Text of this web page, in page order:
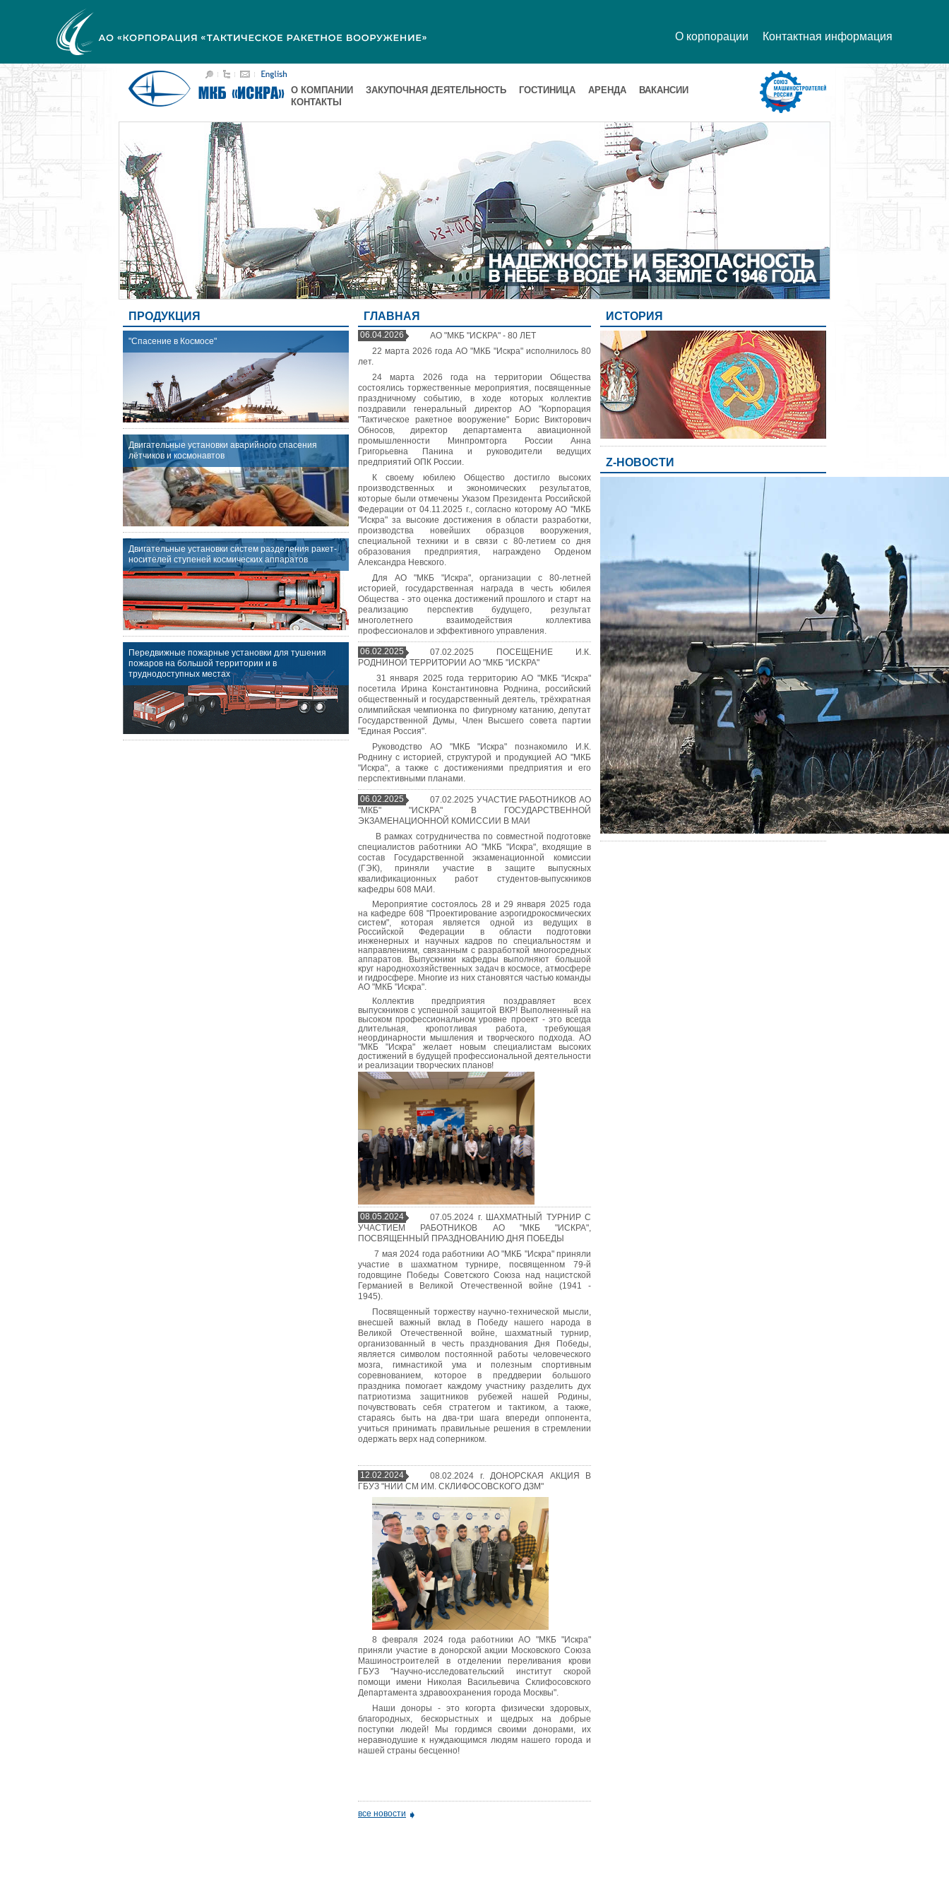
О корпорации Контактная информация
О КОМПАНИИ ЗАКУПОЧНАЯ ДЕЯТЕЛЬНОСТЬ ГОСТИНИЦА АРЕНДА
ВАКАНСИИ
КОНТАКТЫ
ПРОДУКЦИЯ
"Спасение в Космосе"
Двигательные установки аварийного спасения
лётчиков и космонавтов
Двигательные установки систем разделения ракет-
носителей ступеней космических аппаратов
Передвижные пожарные установки для тушения
пожаров на большой территории и в
труднодоступных местах
ГЛАВНАЯ
06.04.2026
АО "МКБ "ИСКРА" - 80 ЛЕТ
22 марта 2026 года АО "МКБ "Искра" исполнилось 80
лет.
24 марта 2026 года на территории Общества
состоялись торжественные мероприятия, посвященные
праздничному событию, в ходе которых коллектив
поздравили генеральный директор АО "Корпорация
"Тактическое ракетное вооружение" Борис Викторович
Обносов, директор департамента авиационной
промышленности Минпромторга России Анна
Григорьевна Панина и руководители ведущих
предприятий ОПК России.
К своему юбилею Общество достигло высоких
производственных и экономических результатов,
которые были отмечены Указом Президента Российской
Федерации от 04.11.2025 г., согласно которому АО "МКБ
"Искра" за высокие достижения в области разработки,
производства новейших образцов вооружения,
специальной техники и в связи с 80-летием со дня
образования предприятия, награждено Орденом
Александра Невского.
Для АО "МКБ "Искра", организации с 80-летней
историей, государственная награда в честь юбилея
Общества - это оценка достижений прошлого и старт на
реализацию перспектив будущего, результат
многолетнего взаимодействия коллектива
профессионалов и эффективного управления.
06.02.2025
07.02.2025 ПОСЕЩЕНИЕ И.К.
РОДНИНОЙ ТЕРРИТОРИИ АО "МКБ "ИСКРА"
31 января 2025 года территорию АО "МКБ "Искра"
посетила Ирина Константиновна Роднина, российский
общественный и государственный деятель, трёхкратная
олимпийская чемпионка по фигурному катанию, депутат
Государственной Думы, Член Высшего совета партии
"Единая Россия".
Руководство АО "МКБ "Искра" познакомило И.К.
Роднину с историей, структурой и продукцией АО "МКБ
"Искра", а также с достижениями предприятия и его
перспективными планами.
06.02.2025
07.02.2025 УЧАСТИЕ РАБОТНИКОВ АО
"МКБ" "ИСКРА" В ГОСУДАРСТВЕННОЙ
ЭКЗАМЕНАЦИОННОЙ КОМИССИИ В МАИ
В рамках сотрудничества по совместной подготовке
специалистов работники АО "МКБ "Искра", входящие в
состав Государственной экзаменационной комиссии
(ГЭК), приняли участие в защите выпускных
квалификационных работ студентов-выпускников
кафедры 608 МАИ.
Мероприятие состоялось 28 и 29 января 2025 года
на кафедре 608 "Проектирование аэрогидрокосмических
систем", которая является одной из ведущих в
Российской Федерации в области подготовки
инженерных и научных кадров по специальностям и
направлениям, связанным с разработкой многосредных
аппаратов. Выпускники кафедры выполняют большой
круг народнохозяйственных задач в космосе, атмосфере
и гидросфере. Многие из них становятся частью команды
АО "МКБ "Искра".
Коллектив предприятия поздравляет всех
выпускников с успешной защитой ВКР! Выполненный на
высоком профессиональном уровне проект - это всегда
длительная, кропотливая работа, требующая
неординарности мышления и творческого подхода. АО
"МКБ "Искра" желает новым специалистам высоких
достижений в будущей профессиональной деятельности
и реализации творческих планов!
08.05.2024
07.05.2024 г. ШАХМАТНЫЙ ТУРНИР С
УЧАСТИЕМ РАБОТНИКОВ АО "МКБ "ИСКРА",
ПОСВЯЩЕННЫЙ ПРАЗДНОВАНИЮ ДНЯ ПОБЕДЫ
7 мая 2024 года работники АО "МКБ "Искра" приняли
участие в шахматном турнире, посвященном 79-й
годовщине Победы Советского Союза над нацистской
Германией в Великой Отечественной войне (1941 -
1945).
Посвященный торжеству научно-технической мысли,
внесшей важный вклад в Победу нашего народа в
Великой Отечественной войне, шахматный турнир,
организованный в честь празднования Дня Победы,
является символом постоянной работы человеческого
мозга, гимнастикой ума и полезным спортивным
соревнованием, которое в преддверии большого
праздника помогает каждому участнику разделить дух
патриотизма защитников рубежей нашей Родины,
почувствовать себя стратегом и тактиком, а также,
стараясь быть на два-три шага впереди оппонента,
учиться принимать правильные решения в стремлении
одержать верх над соперником.
12.02.2024
08.02.2024 г. ДОНОРСКАЯ АКЦИЯ В
ГБУЗ "НИИ СМ ИМ. СКЛИФОСОВСКОГО ДЗМ"
8 февраля 2024 года работники АО "МКБ "Искра"
приняли участие в донорской акции Московского Союза
Машиностроителей в отделении переливания крови
ГБУЗ "Научно-исследовательский институт скорой
помощи имени Николая Васильевича Склифосовского
Департамента здравоохранения города Москвы".
Наши доноры - это когорта физически здоровых,
благородных, бескорыстных и щедрых на добрые
поступки людей! Мы гордимся своими донорами, их
неравнодушие к нуждающимся людям нашего города и
нашей страны бесценно!
все новости
ИСТОРИЯ
Z-НОВОСТИ